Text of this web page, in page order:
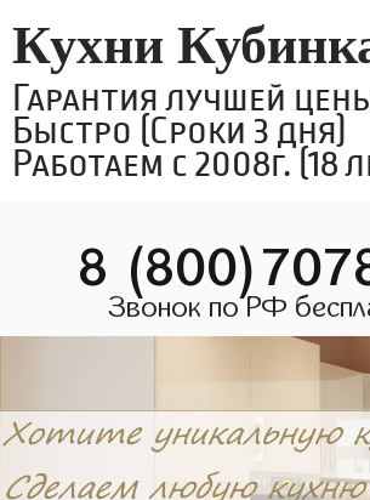
Кухни
Гарантия лучшей
Быстро (Сроки 3 дня)
Работаем с 2008г. (18
8
Звонок по РФ